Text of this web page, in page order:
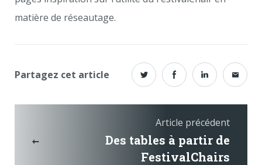
matière de réseautage.
Partagez cet article
Article précédent
Des tables à partir de
FestivalChairs